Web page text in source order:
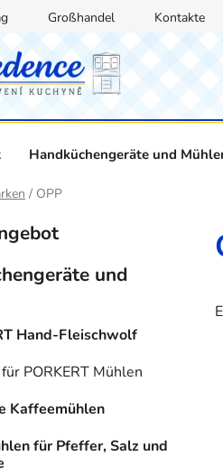
Großhandel Kontakte
Handküchengeräte und
/ OPP
und
Hand-Fleischwolf
PORKERT Mühlen
Kaffeemühlen
für Pfeffer, Salz und